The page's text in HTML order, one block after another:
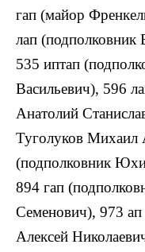
гап (майор
лап (подполковник
535 иптап
Васильевич), 596
Анатолий
Туголуков Михаил
(подполковник
894 гап
Семенович), 973
Алексей